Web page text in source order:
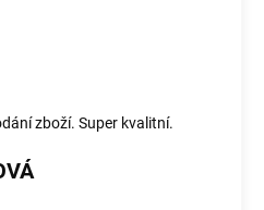
zboží. Super kvalitní.